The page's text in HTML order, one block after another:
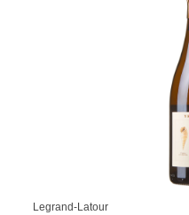
Legrand-Latour